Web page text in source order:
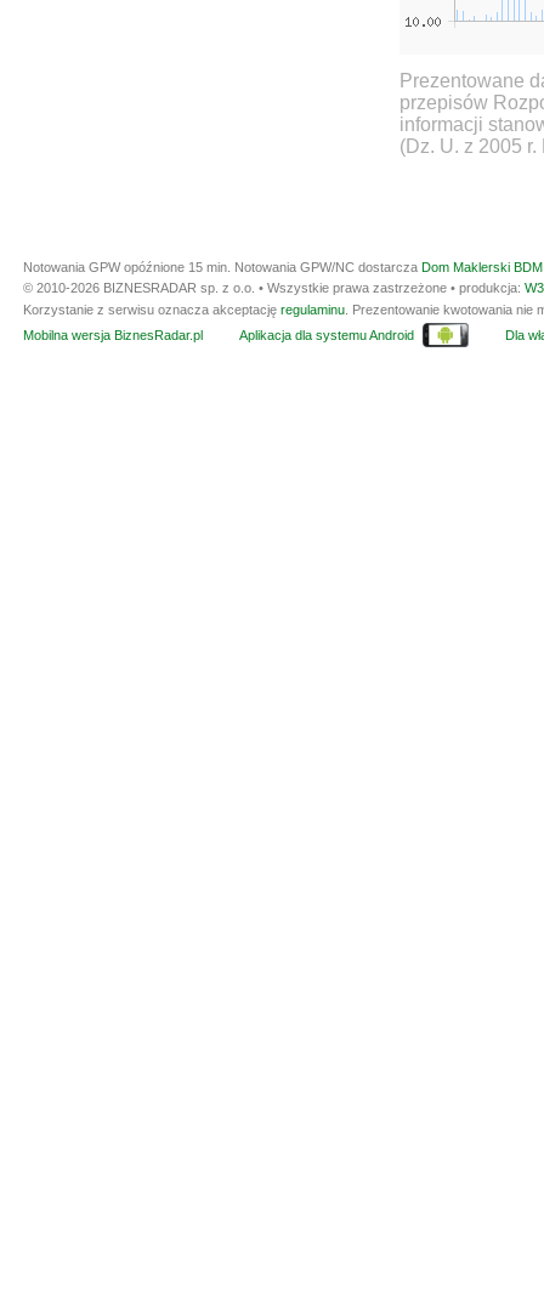
Prezentowane
przepisów
informacji
(Dz. U. z 2005
Notowania GPW opóźnione 15 min. Notowania GPW/NC dostarcza Dom Maklerski
© 2010-2026 BIZNESRADAR sp. z o.o. • Wszystkie prawa zastrzeżone • produkcja:
Korzystanie z serwisu oznacza akceptację regulaminu . Prezentowanie kwotowania
Mobilna wersja BiznesRadar.pl
Aplikacja dla systemu Android Dla